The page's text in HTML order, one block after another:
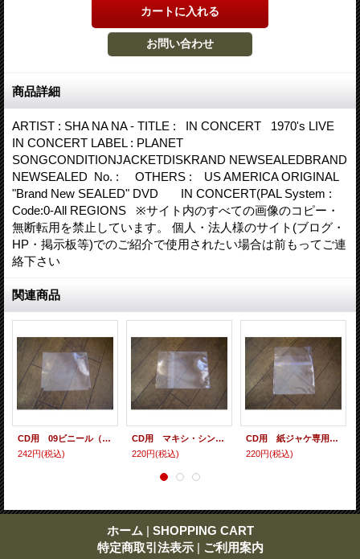
商品詳細
ARTIST : SHA NA NA - TITLE : IN CONCERT 1970's LIVE
IN CONCERT LABEL : PLANET
SONGCONDITIONJACKETDISKRAND NEWSEALEDBRAND
NEWSEALED No. : OTHERS : US AMERICA ORIGINAL
"Brand New SEALED" DVD IN CONCERT(PAL System :
Code:0-All REGIONS ※サイト内のすべての画像のコピー・
無断転用を禁止しています。 個人・法人様のサイト(ブログ・
HP・掲示板等)でのご紹介で使用されたい場合は前もってご連
絡下さい
関連商品
CD用 09ビニール（各種サイズ） 10枚セット
242円(税込)
CD用 マキシ・シングル・シールド（ヨコ入れ/裏のり） 10枚セット
220円(税込)
CD用 紙ジャケ専用シールド（裏のり） 10枚セット
220円(税込)
ホーム | SHOPPING CART
特定商取引法表示 | ご利用案内